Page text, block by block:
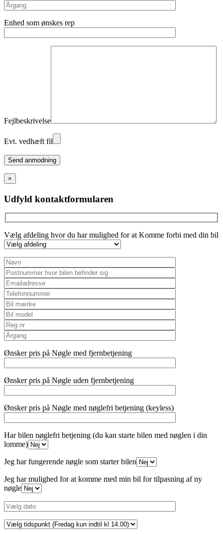
Enhed som ønskes rep
Fejlbeskrivelse
Evt. vedhæft fil
Please
leave
this
field
empty.
×
Udfyld kontaktformularen
Vælg afdeling hvor du har mulighed for at Komme forbi med din bil
Ønsker pris på Nøgle med fjernbetjening
Ønsker pris på Nøgle uden fjernbetjening
Ønsker pris på Nøgle med nøglefri betjening (keyless)
Har bilen nøglefri betjening (du kan starte bilen med nøglen i din
lomme)
Jeg har fungerende nøgle som starter bilen
Jeg har mulighed for at komme med min bil for tilpasning af ny
nøgle